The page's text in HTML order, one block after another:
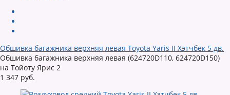
Обшивка багажника верхняя левая Toyota Yaris II Хэтчбек 5 дв.
Обшивка багажника верхняя левая (624720D110, 624720D150)
на Тойоту Ярис 2
1 347 руб.